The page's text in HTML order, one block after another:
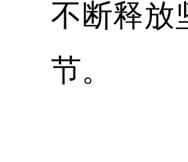
不断释放
节。